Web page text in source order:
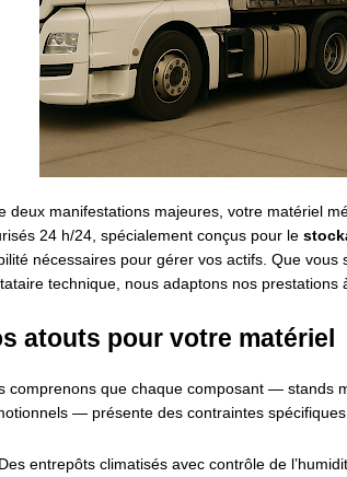
deux manifestations majeures, votre matériel
24 h/24, spécialement conçus pour le
nécessaires pour gérer vos actifs. Que
technique, nous adaptons nos prestations
atouts pour votre matériel
comprenons que chaque composant — stands
— présente des contraintes
Des entrepôts climatisés avec contrôle de